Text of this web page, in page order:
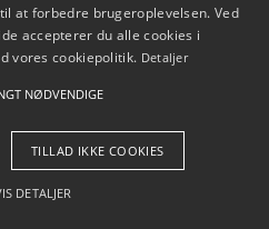
vigtige datoer for CO2-
- Pilanto Aps
at forbedre brugeroplevelsen. Ved
accepterer du alle cookies i
vores cookiepolitik. Detaljer
NØDVENDIGE
TILLAD IKKE COOKIES
DETALJER